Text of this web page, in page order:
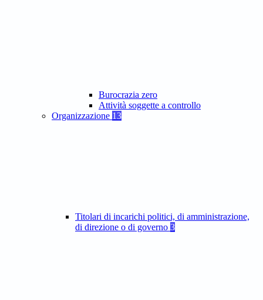
Burocrazia zero
Attività soggette a controllo
Organizzazione 13
Titolari di incarichi politici, di amministrazione,
di direzione o di governo 3